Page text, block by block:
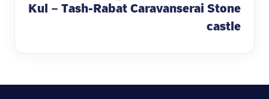
Kul – Tash-Rabat Caravanserai Stone
castle